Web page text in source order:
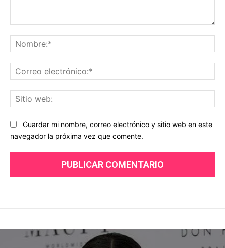
Guardar mi nombre, correo electrónico y sitio web en este
navegador la próxima vez que comente.